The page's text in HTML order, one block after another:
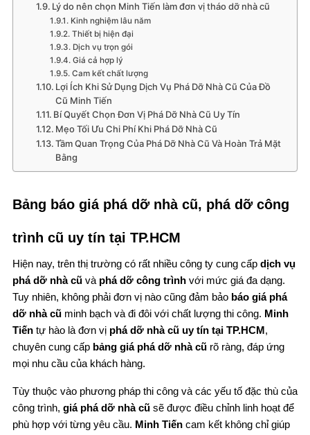
Lý do nên chọn Minh Tiến làm đơn vị tháo dỡ nhà cũ
Kinh nghiệm lâu năm
Thiết bị hiện đại
Dịch vụ trọn gói
Giá cả hợp lý
Cam kết chất lượng
Lợi Ích Khi Sử Dụng Dịch Vụ Phá Dỡ Nhà Cũ Của Đồ
Cũ Minh Tiến
Bí Quyết Chọn Đơn Vị Phá Dỡ Nhà Cũ Uy Tín
Mẹo Tối Ưu Chi Phí Khi Phá Dỡ Nhà Cũ
Tầm Quan Trọng Của Phá Dỡ Nhà Cũ Và Hoàn Trả Mặt
Bằng
Bảng báo giá phá dỡ nhà cũ, phá dỡ công
trình cũ uy tín tại TP.HCM
Hiện nay, trên thị trường có rất nhiều công ty cung cấp dịch vụ
phá dỡ nhà cũ và phá dỡ công trình với mức giá đa dạng.
Tuy nhiên, không phải đơn vị nào cũng đảm bảo báo giá phá
dỡ nhà cũ minh bạch và đi đôi với chất lượng thi công. Minh
Tiến tự hào là đơn vị phá dỡ nhà cũ uy tín tại TP.HCM ,
chuyên cung cấp bảng giá phá dỡ nhà cũ rõ ràng, đáp ứng
mọi nhu cầu của khách hàng.
Tùy thuộc vào phương pháp thi công và các yếu tố đặc thù của
công trình, giá phá dỡ nhà cũ sẽ được điều chỉnh linh hoạt để
phù hợp với từng yêu cầu. Minh Tiến cam kết không chỉ giúp